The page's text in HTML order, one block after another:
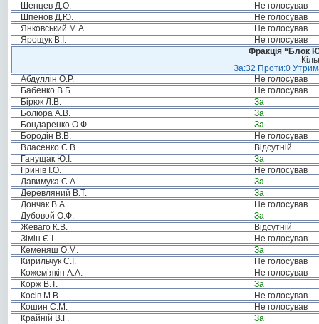
Шенцев Д.О.
Не голосував
Шпенов Д.Ю.
Не голосував
Янковський М.А.
Не голосував
Ярощук В.І.
Не голосував
Фракція “Блок
За:32 Проти:0
Абдуллін О.Р.
Не голосував
Бабенко В.Б.
Не голосував
Бірюк Л.В.
За
Болюра А.В.
За
Бондаренко О.Ф.
За
Бородін В.В.
Не голосував
Власенко С.В.
Відсутній
Ганущак Ю.І.
За
Гринів І.О.
Не голосував
Давимука С.А.
За
Деревляний В.Т.
За
Дончак В.А.
Не голосував
Дубовой О.Ф.
За
Жеваго К.В.
Відсутній
Зімін Є.І.
Не голосував
Кеменяш О.М.
За
Кирильчук Є.І.
Не голосував
Кожем’якін А.А.
Не голосував
Корж В.Т.
За
Косів М.В.
Не голосував
Кошин С.М.
Не голосував
Крайній В.Г.
За